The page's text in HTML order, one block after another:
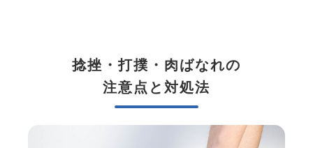
捻挫・打撲・肉ばなれの
注意点と対処法